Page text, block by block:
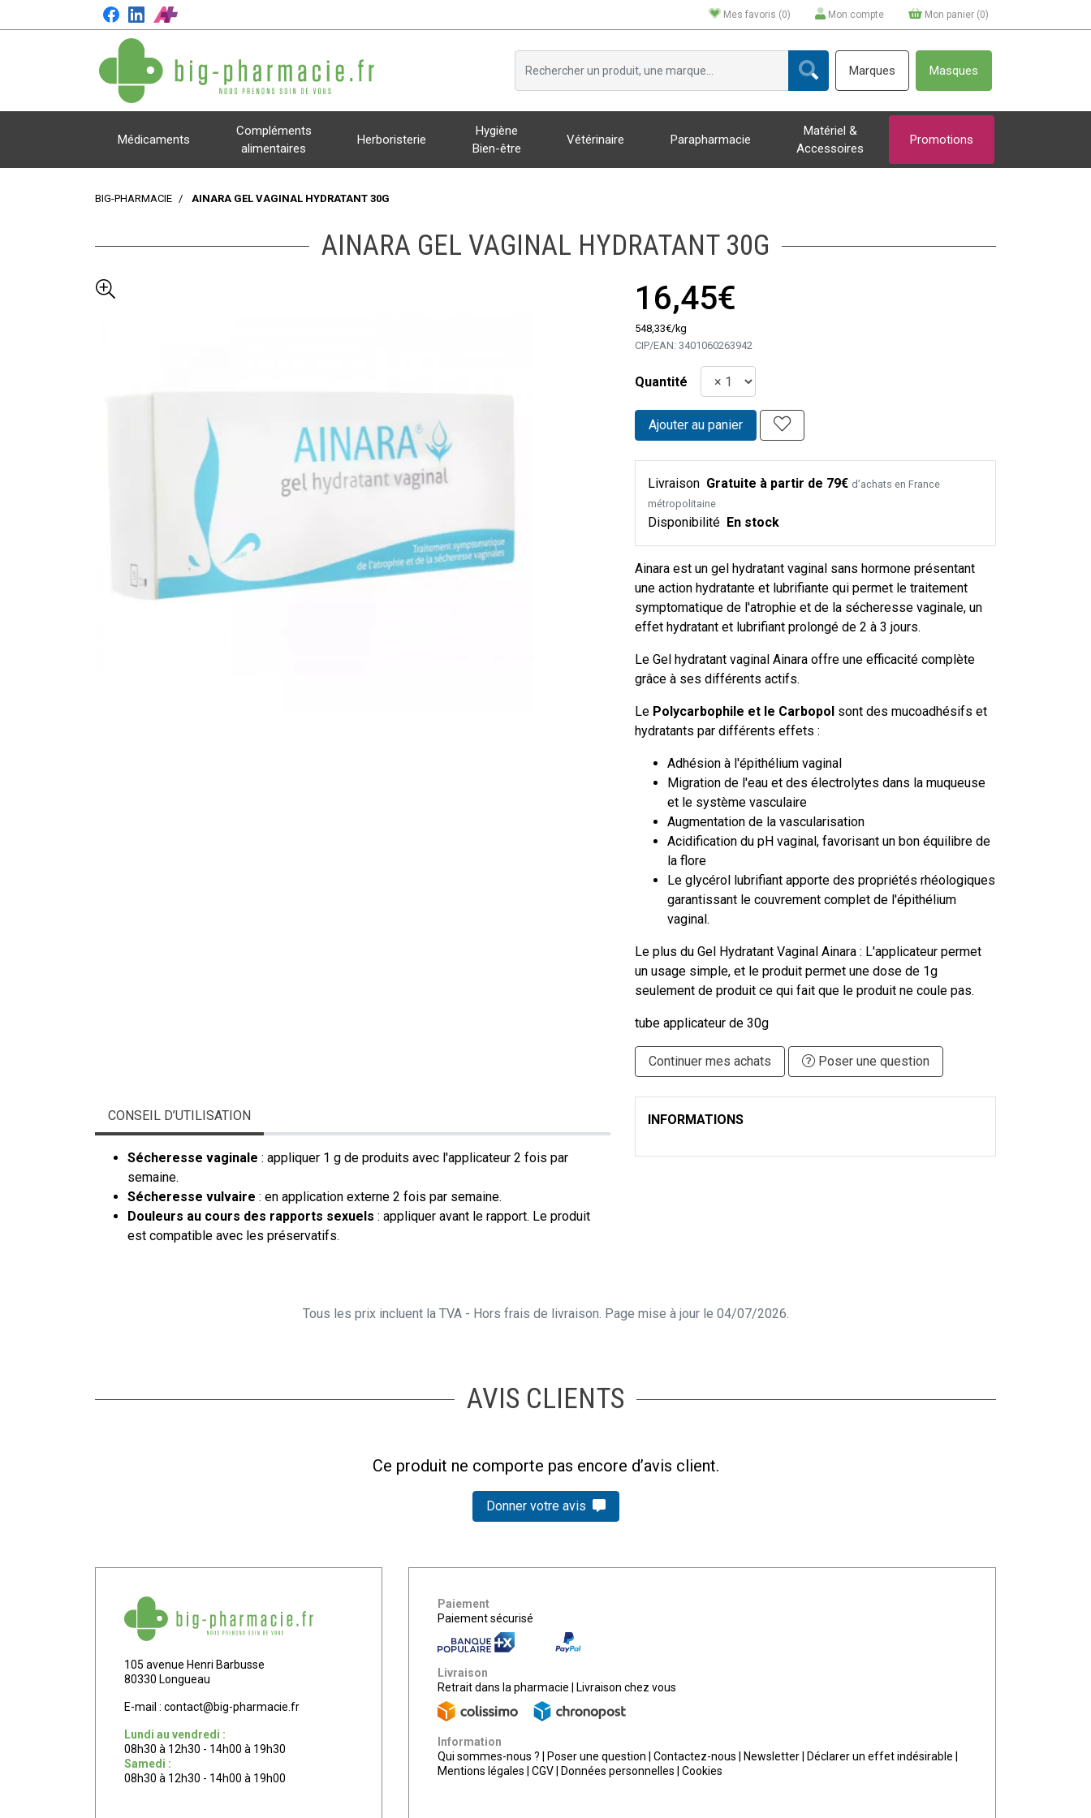
Mes favoris (0) Mon compte Mon panier (0)
Marques Masques
Médicaments
Compléments
alimentaires
Herboristerie
Hygiène
Bien-être
Vétérinaire Parapharmacie
Matériel &
Accessoires
Promotions
BIG-PHARMACIE AINARA GEL VAGINAL HYDRATANT 30G
AINARA GEL VAGINAL HYDRATANT 30G
16,45€
548,33€/kg
CIP/EAN: 3401060263942
Quantité
Ajouter au panier
Livraison Gratuite à partir de 79€ d’achats en France
métropolitaine
Disponibilité En stock
Ainara est un gel hydratant vaginal sans hormone présentant
une action hydratante et lubrifiante qui permet le traitement
symptomatique de l'atrophie et de la sécheresse vaginale, un
effet hydratant et lubrifiant prolongé de 2 à 3 jours.
Le Gel hydratant vaginal Ainara offre une efficacité complète
grâce à ses différents actifs.
Le Polycarbophile et le Carbopol sont des mucoadhésifs et
hydratants par différents effets :
Adhésion à l'épithélium vaginal
Migration de l'eau et des électrolytes dans la muqueuse
et le système vasculaire
Augmentation de la vascularisation
Acidification du pH vaginal, favorisant un bon équilibre de
la flore
Le glycérol lubrifiant apporte des propriétés rhéologiques
garantissant le couvrement complet de l'épithélium
vaginal.
Le plus du Gel Hydratant Vaginal Ainara : L'applicateur permet
un usage simple, et le produit permet une dose de 1g
seulement de produit ce qui fait que le produit ne coule pas.
tube applicateur de 30g
Continuer mes achats Poser une question
CONSEIL D’UTILISATION
Sécheresse vaginale : appliquer 1 g de produits avec l'applicateur 2 fois par
semaine.
Sécheresse vulvaire : en application externe 2 fois par semaine.
Douleurs au cours des rapports sexuels : appliquer avant le rapport. Le produit
est compatible avec les préservatifs.
INFORMATIONS
Tous les prix incluent la TVA - Hors frais de livraison. Page mise à jour le 04/07/2026.
AVIS CLIENTS
Ce produit ne comporte pas encore d’avis client.
Donner votre avis
105 avenue Henri Barbusse
80330 Longueau
E-mail : contact@big-pharmacie.fr
Lundi au vendredi :
08h30 à 12h30 - 14h00 à 19h30
Samedi :
08h30 à 12h30 - 14h00 à 19h00
Paiement
Paiement sécurisé
Livraison
Retrait dans la pharmacie
Livraison chez vous
Information
Qui sommes-nous ?
Poser une question Contactez-nous Newsletter Déclarer un effet indésirable
Mentions légales
CGV Données personnelles Cookies